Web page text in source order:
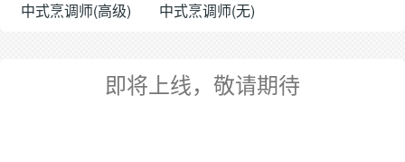
中式烹调师(高级) 中式烹调师(无)
即将上线，敬请期待